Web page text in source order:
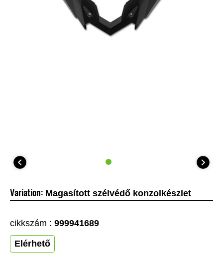
Variation: Magasított szélvédő konzolkészlet
cikkszám : 999941689
Elérhető